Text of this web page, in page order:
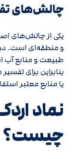
چالش‌های
یکی از چالش‌های
و منطقه‌ای است.
طبیعت و منابع آب
بنابراین برای
یا منابع معتبر
نماد
چیست؟